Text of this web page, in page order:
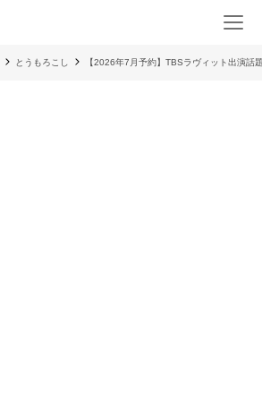
とうもろこし 【2026年7月予約】TBSラヴィット出演